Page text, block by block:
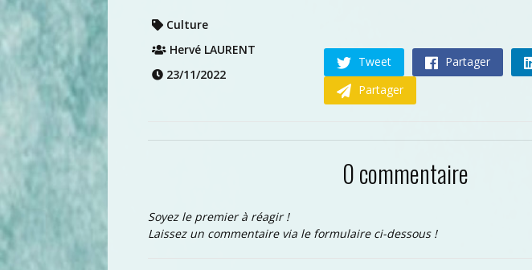
Culture
Hervé LAURENT
23/11/2022
Tweet Partager
Partager
0 commentaire
Soyez le premier à réagir !
Laissez un commentaire via le formulaire ci-dessous !